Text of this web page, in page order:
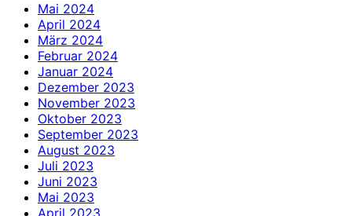
Mai 2024
April 2024
März 2024
Februar 2024
Januar 2024
Dezember 2023
November 2023
Oktober 2023
September 2023
August 2023
Juli 2023
Juni 2023
Mai 2023